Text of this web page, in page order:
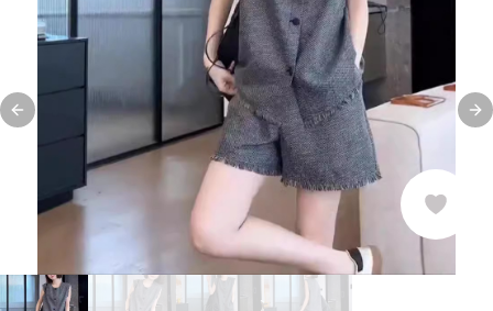
Previous slide